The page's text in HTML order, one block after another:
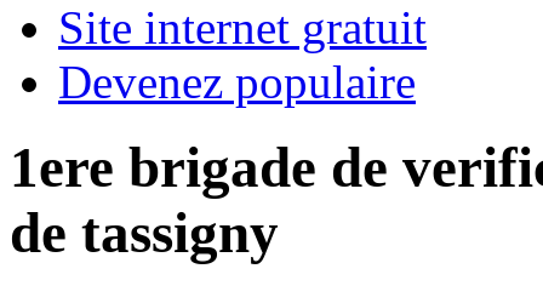
Site internet gratuit
Devenez populaire
1ere brigade de
de tassigny